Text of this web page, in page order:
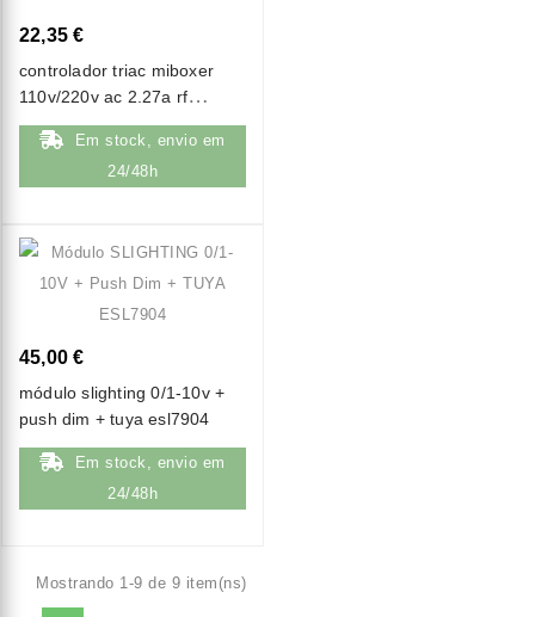
22,35 €
controlador triac miboxer
110v/220v ac 2.27a rf
(2.4ghz) + push dim tri-pr
Em stock, envio em
24/48h
45,00 €
módulo slighting 0/1-10v +
push dim + tuya esl7904
Em stock, envio em
24/48h
Mostrando 1-9 de 9 item(ns)